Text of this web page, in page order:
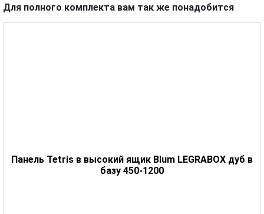
Для полного комплекта вам так же понадобится
Панель Tetris в высокий ящик Blum LEGRABOX дуб в
базу 450-1200